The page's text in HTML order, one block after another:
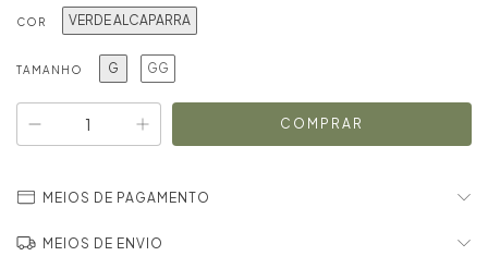
COR VERDE ALCAPARRA
TAMANHO G GG
MEIOS DE PAGAMENTO
MEIOS DE ENVIO